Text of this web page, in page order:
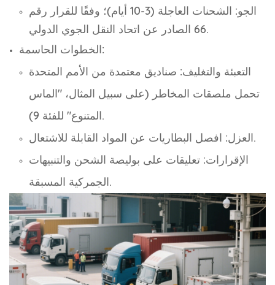
الجو: الشحنات العاجلة (3-10 أيام)؛ وفقًا للقرار رقم
66 الصادر عن اتحاد النقل الجوي الدولي.
الخطوات الحاسمة:
التعبئة والتغليف: صناديق معتمدة من الأمم المتحدة
تحمل ملصقات المخاطر (على سبيل المثال، "الماس
المتنوع" للفئة 9).
العزل: افصل البطاريات عن المواد القابلة للاشتعال.
الإقرارات: تعليقات على بوليصة الشحن والتنبيهات
الجمركية المسبقة.